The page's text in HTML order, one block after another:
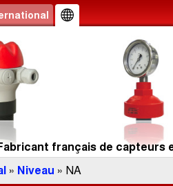
français de capteurs
» Niveau » NA